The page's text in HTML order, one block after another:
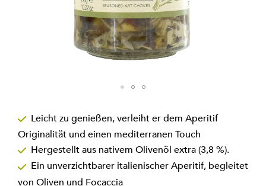
Anfang
der
Bildgalerie
springen
Leicht zu genießen, verleiht er dem Aperitif
Originalität und einen mediterranen Touch
Hergestellt aus nativem Olivenöl extra (3,8 %).
Ein unverzichtbarer italienischer Aperitif, begleitet
von Oliven und Focaccia